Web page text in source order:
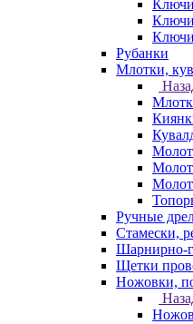
Рубанки
Млотки,
Ручные
Стамески,
Шарнирно-
Щетки
Ножовки,